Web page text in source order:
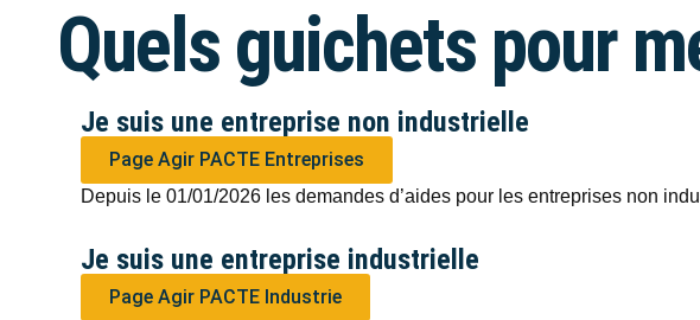
Quels guichets pour
Je suis une entreprise non industrielle
Page Agir PACTE Entreprises
Depuis le 01/01/2026 les demandes d’aides pour les entreprises non
Je suis une entreprise industrielle
Page Agir PACTE Industrie